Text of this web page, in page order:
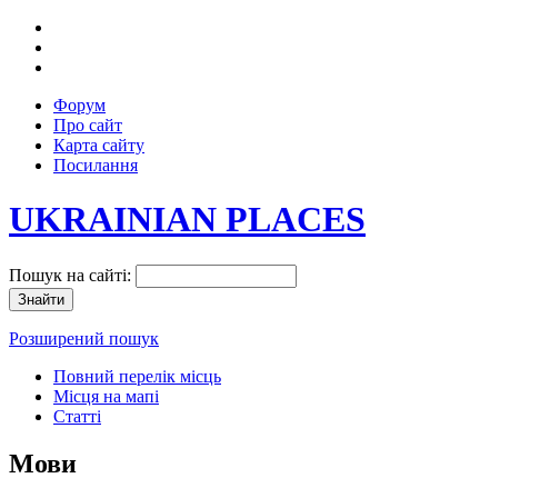
Форум
Про сайт
Карта сайту
Посилання
UKRAINIAN PLACES
Пошук на сайті:
Розширений пошук
Повний перелік місць
Місця на мапі
Статті
Мови